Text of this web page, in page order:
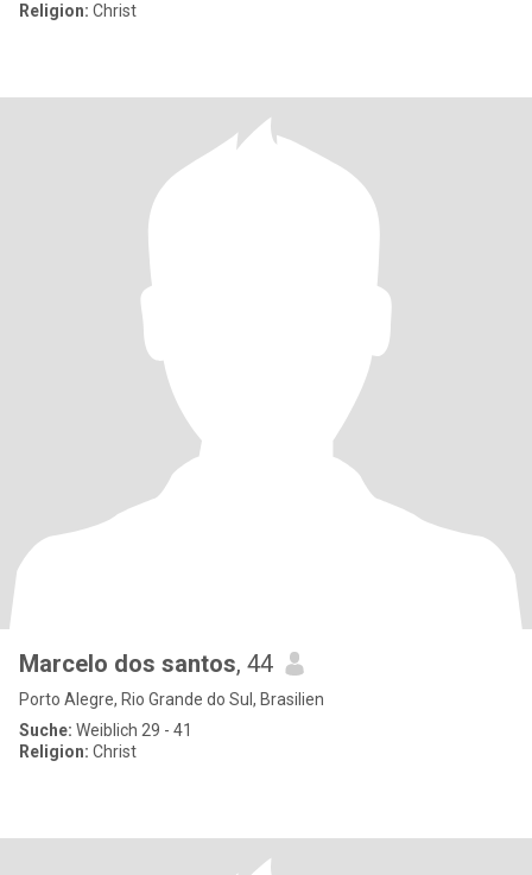
Religion: Christ
Marcelo dos santos, 44
Porto Alegre, Rio Grande do Sul, Brasilien
Suche: Weiblich 29 - 41
Religion: Christ